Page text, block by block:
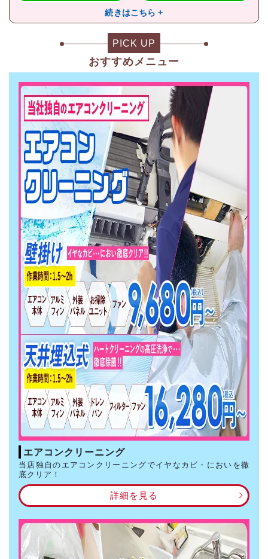
続きはこちら +
PICK UP
おすすめメニュー
エアコンクリーニング
当店独自のエアコンクリーニングでイヤなカビ・においを徹
底クリア！
詳細を見る